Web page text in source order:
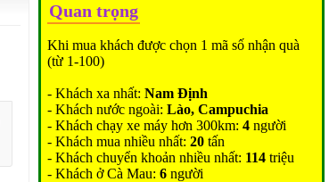
Quan trọng
Khi mua khách được chọn 1 mã số nhận quà
(từ 1-100)
- Khách xa nhất: Nam Định
- Khách nước ngoài: Lào, Campuchia
- Khách chạy xe máy hơn 300km: 4 người
- Khách mua nhiều nhất: 20 tấn
- Khách chuyển khoản nhiều nhất: 114 triệu
- Khách ở Cà Mau: 6 người